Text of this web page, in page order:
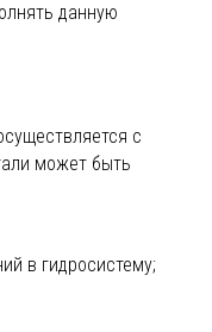
данную
с
может быть
в гидросистему;